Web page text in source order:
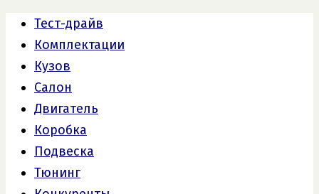
Тест-драйв
Комплектации
Кузов
Салон
Двигатель
Коробка
Подвеска
Тюнинг